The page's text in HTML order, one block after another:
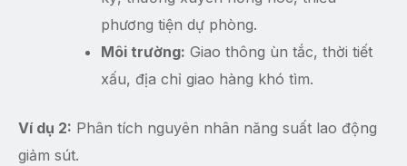
phương tiện dự phòng.
Môi trường: Giao thông ùn tắc, thời tiết
xấu, địa chỉ giao hàng khó tìm.
Ví dụ 2: Phân tích nguyên nhân năng suất lao động
giảm sút.